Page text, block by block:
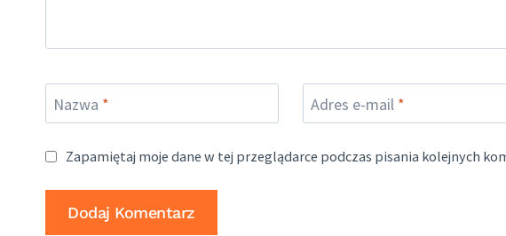
Nazwa * Adres e-mail *
Zapamiętaj moje dane w tej przeglądarce podczas pisania kolejnych